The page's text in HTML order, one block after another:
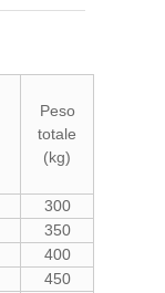
Peso
totale
(kg)
300
350
400
450